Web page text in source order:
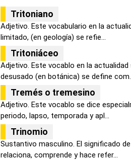
Tritoniano
Adjetivo. Este vocabulario en la
limitado, (en geología) se refie...
Tritoniáceo
Adjetivo. Este vocablo en la
desusado (en botánica) se define
Tremés o tremesino
Adjetivo. Este vocablo se dice
periodo, lapso, temporada y apl...
Trinomio
Sustantivo masculino. El significado
relaciona, comprende y hace refer...